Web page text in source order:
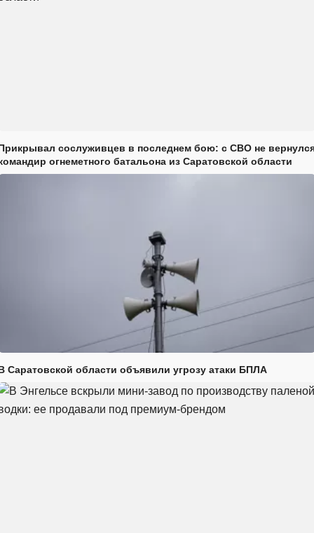
сослуживцев в последнем бою: с СВО не
огнеметного батальона из Саратовской области
Саратовской области объявили угрозу атаки БПЛА